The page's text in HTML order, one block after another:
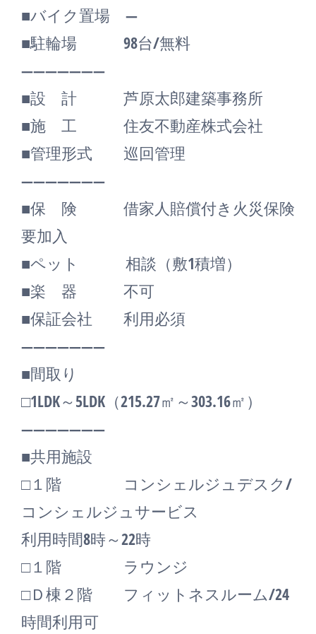
■バイク置場 ―
■駐輪場 98台/無料
―――――――
■設 計 芦原太郎建築事務所
■施 工 住友不動産株式会社
■管理形式 巡回管理
―――――――
■保 険 借家人賠償付き火災保険
要加入
■ペット 相談（敷1積増）
■楽 器 不可
■保証会社 利用必須
―――――――
■間取り
□1LDK～5LDK（215.27㎡～303.16㎡）
―――――――
■共用施設
□１階 コンシェルジュデスク/
コンシェルジュサービス
利用時間8時～22時
□１階 ラウンジ
□Ｄ棟２階 フィットネスルーム/24
時間利用可